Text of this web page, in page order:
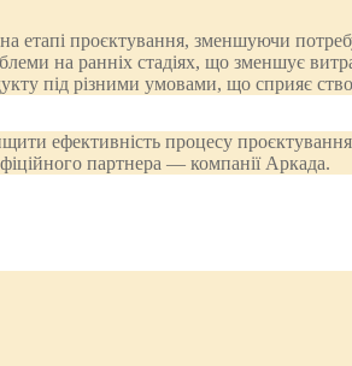
етапі проєктування, зменшуючи
на ранніх стадіях, що зменшує
під різними умовами, що сприяє
ефективність процесу
партнера — компанії Аркада.